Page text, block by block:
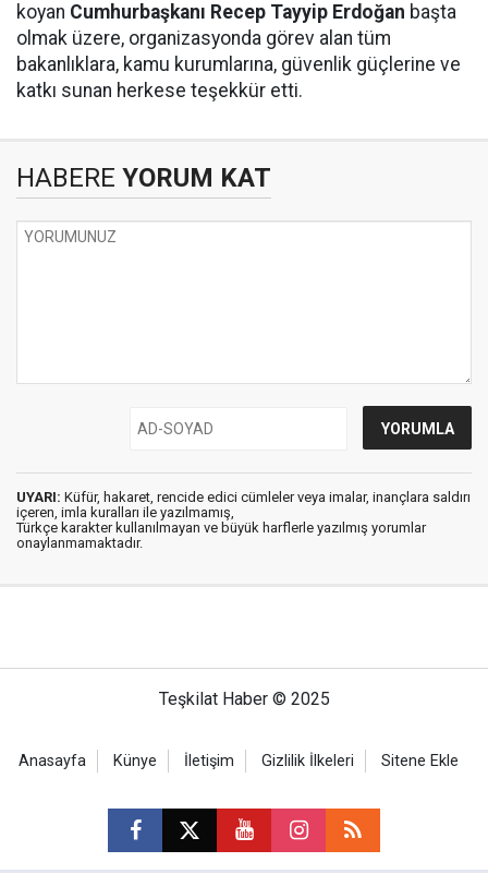
koyan Cumhurbaşkanı Recep Tayyip Erdoğan başta
olmak üzere, organizasyonda görev alan tüm
bakanlıklara, kamu kurumlarına, güvenlik güçlerine ve
katkı sunan herkese teşekkür etti.
HABERE YORUM KAT
UYARI: Küfür, hakaret, rencide edici cümleler veya imalar, inançlara saldırı
içeren, imla kuralları ile yazılmamış,
Türkçe karakter kullanılmayan ve büyük harflerle yazılmış yorumlar
onaylanmamaktadır.
Teşkilat Haber © 2025
Anasayfa Künye İletişim Gizlilik İlkeleri Sitene Ekle